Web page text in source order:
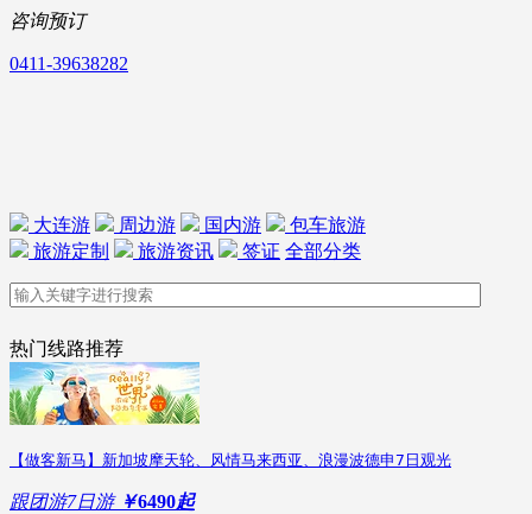
咨询预订
0411-39638282
大连游 周边游 国内游
包车旅游
旅游定制
旅游资讯 签证 全部分类
热门线路推荐
【做客新马】新加坡摩天轮、风情马来西亚、浪漫波德申7日观光
跟团游7日游 ￥6490起